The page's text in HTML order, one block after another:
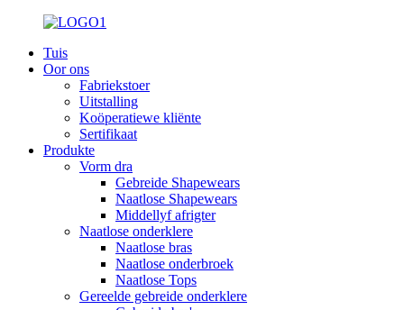
Tuis
Oor ons
Fabriekstoer
Uitstalling
Koöperatiewe kliënte
Sertifikaat
Produkte
Vorm dra
Gebreide Shapewears
Naatlose Shapewears
Middellyf afrigter
Naatlose onderklere
Naatlose bras
Naatlose onderbroek
Naatlose Tops
Gereelde gebreide onderklere